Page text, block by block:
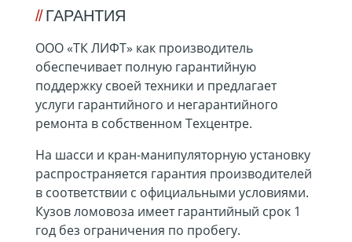
ГАРАНТИЯ
ООО «ТК ЛИФТ» как производитель
обеспечивает полную гарантийную
поддержку своей техники и предлагает
услуги гарантийного и негарантийного
ремонта в собственном Техцентре.
На шасси и кран-манипуляторную установку
распространяется гарантия производителей
в соответствии с официальными условиями.
Кузов ломовоза имеет гарантийный срок 1
год без ограничения по пробегу.